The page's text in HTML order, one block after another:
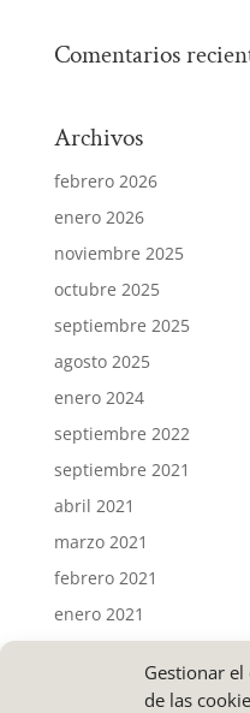
Gestionar
de las
Comentarios
Archivos
febrero 2026
enero 2026
noviembre 2025
octubre 2025
septiembre 2025
agosto 2025
enero 2024
septiembre 2022
septiembre 2021
abril 2021
marzo 2021
febrero 2021
enero 2021
Categorías